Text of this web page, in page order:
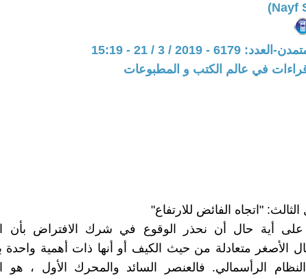
6179 - 2019 / 3 / 21 - 15:19
في عالم الكتب و المطبوعات
الثالث: "اتجاه الفائض للارتفاع"
على أية حال أن نحذر الوقوع في شرك الافتراض بأن
الأصغر متعادلة من حيث الكيف أو أنها ذات أهمية واحدة
الرأسمالي. فالعنصر السائد والمحرك الأول ، هو